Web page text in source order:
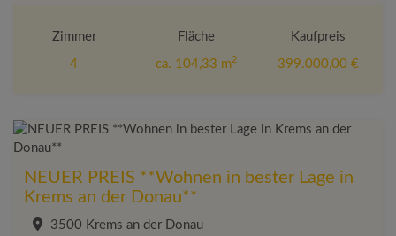
Zimmer
4
Fläche
ca. 104,33 m2
Kaufpreis
399.000,00 €
NEUER PREIS **Wohnen in bester Lage in
Krems an der Donau**
3500 Krems an der Donau